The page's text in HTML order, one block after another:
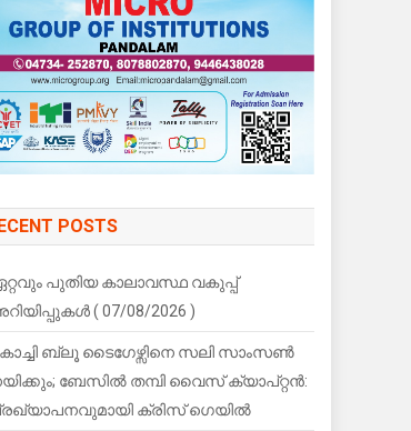
POSTS
പുതിയ കാലാവസ്ഥ വകുപ്പ്
( 07/08/2026 )
ബ്ലൂ ടൈഗേഴ്സിനെ സലി സാംസൺ
ബേസിൽ തമ്പി വൈസ് ക്യാപ്റ്റൻ:
ക്രിസ് ഗെയിൽ